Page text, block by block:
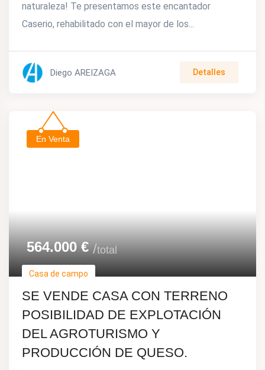
naturaleza! Te presentamos este encantador
Caserio, rehabilitado con el mayor de los...
Diego AREIZAGA Detalles
En Venta
564.000€ total
Casa de campo
SE VENDE CASA CON TERRENO
POSIBILIDAD DE EXPLOTACIÓN
DEL AGROTURISMO Y
PRODUCCIÓN DE QUESO.